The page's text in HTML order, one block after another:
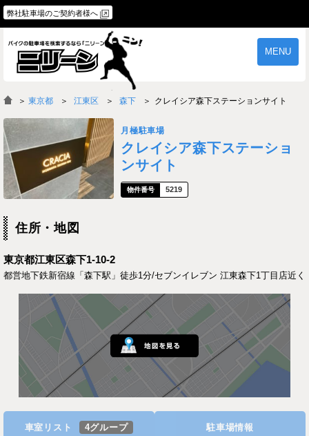
弊社駐車場のご契約者様へ
MENU
物件一覧
よくあるご質問
＞ 東京都 江東区 森下 クレイシア森下ステーションサイト
月極駐車場
クレイシア森下ステーショ
ンサイト
5219
住所・地図
東京都江東区森下1-10-2
都営地下鉄新宿線「森下駅」徒歩1分/セブンイレブン 江東森下1丁目店近く
車室リスト 4グループ 駐車場情報